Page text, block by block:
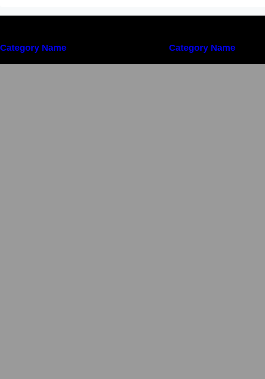
Category Name Category Name